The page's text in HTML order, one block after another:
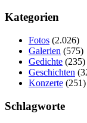
Kategorien
Fotos (2.026)
Galerien (575)
Gedichte (235)
Geschichten
Konzerte (251)
Schlagworte